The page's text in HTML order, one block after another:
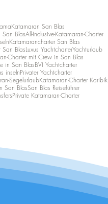
Katamaran San Blas
San BlasAll-Inclusive-Katamaran-Charter
Katamarancharter San Blas
San BlasLuxus YachtcharterYachturlaub
Charter mit Crew in San Blas
in San BlasBVI Yachtcharter
inselnPrivater Yachtcharter
SegelurlaubKatamaran-Charter Karibik
San BlasSan Blas Reiseführer
Private Katamaran-Charter